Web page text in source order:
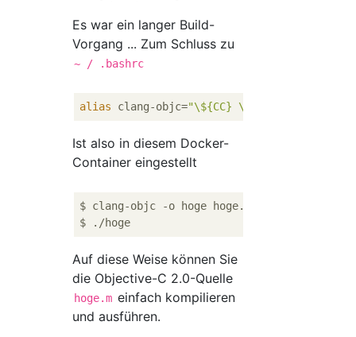
Es war ein langer Build-
Vorgang ... Zum Schluss zu
~ / .bashrc
alias clang-objc="\${CC} \$(gnustep-
Ist also in diesem Docker-
Container eingestellt
$ clang-objc -o hoge hoge.m
Auf diese Weise können Sie
die Objective-C 2.0-Quelle
hoge.m einfach kompilieren
und ausführen.